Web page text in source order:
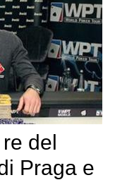
del
Praga e